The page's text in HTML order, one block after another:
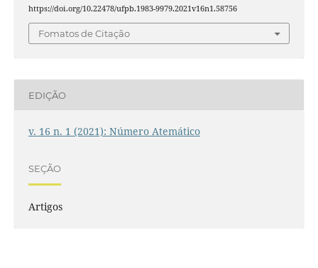
https://doi.org/10.22478/ufpb.1983-9979.2021v16n1.58756
Fomatos de Citação
EDIÇÃO
v. 16 n. 1 (2021): Número Atemático
SEÇÃO
Artigos